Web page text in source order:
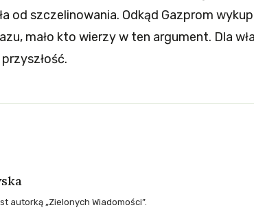
od szczelinowania. Odkąd Gazprom
mało kto wierzy w ten argument. Dla
autorką „Zielonych Wiadomości”.